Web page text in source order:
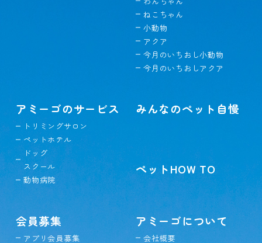
ねこちゃん
小動物
アクア
今月のいちおし小動物
今月のいちおしアクア
アミーゴのサービス
トリミングサロン
ペットホテル
ドッグ
スクール
動物病院
みんなのペット自慢
ペットHOW TO
会員募集
アプリ会員募集
アミーゴについて
会社概要